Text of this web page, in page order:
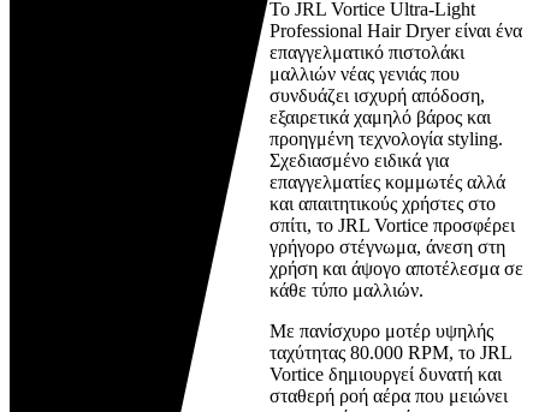
Το JRL Vortice Ultra-Light
Professional Hair Dryer είναι ένα
επαγγελματικό πιστολάκι
μαλλιών νέας γενιάς που
συνδυάζει ισχυρή απόδοση,
εξαιρετικά χαμηλό βάρος και
προηγμένη τεχνολογία styling.
Σχεδιασμένο ειδικά για
επαγγελματίες κομμωτές αλλά
και απαιτητικούς χρήστες στο
σπίτι, το JRL Vortice προσφέρει
γρήγορο στέγνωμα, άνεση στη
χρήση και άψογο αποτέλεσμα σε
κάθε τύπο μαλλιών.
Με πανίσχυρο μοτέρ υψηλής
ταχύτητας 80.000 RPM, το JRL
Vortice δημιουργεί δυνατή και
σταθερή ροή αέρα που μειώνει